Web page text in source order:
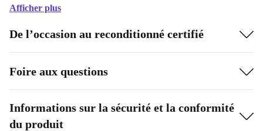
Afficher plus
De l’occasion au reconditionné certifié
Foire aux questions
Informations sur la sécurité et la conformité
du produit